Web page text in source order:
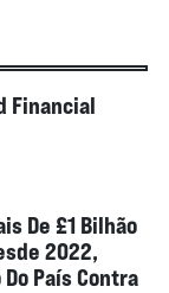
Financial
De £1 Bilhão
2022,
País Contra